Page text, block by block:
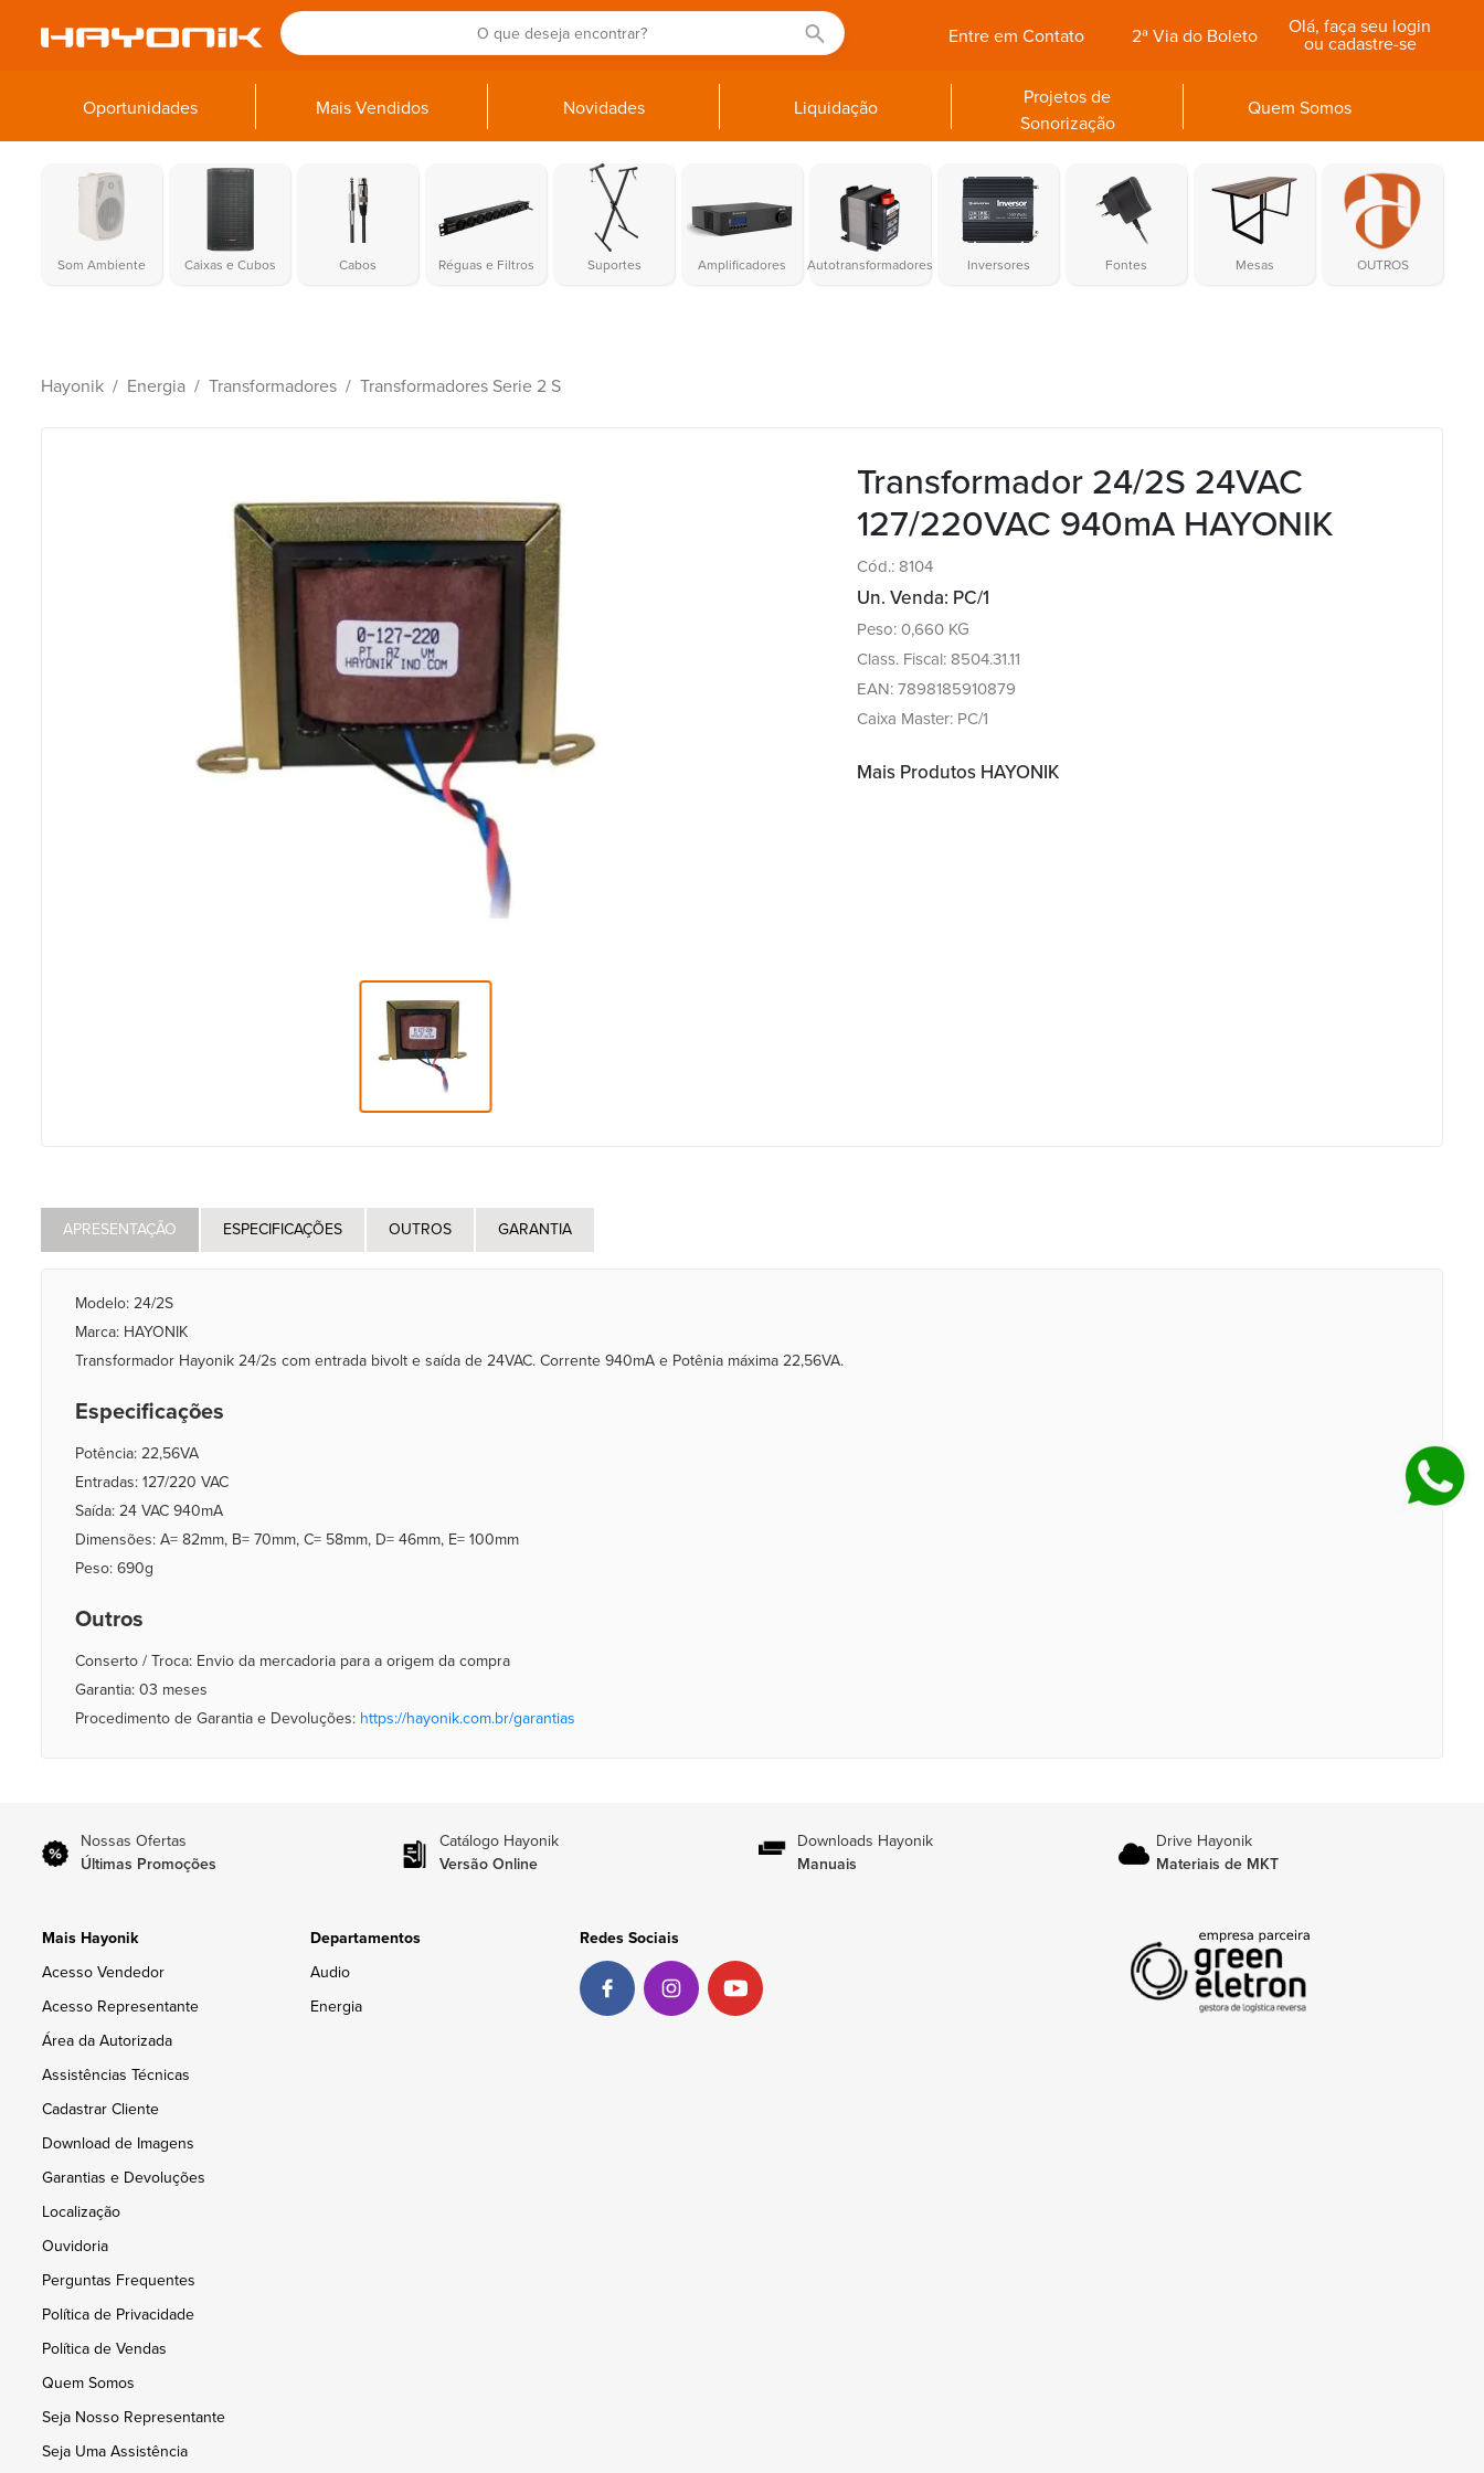
Olá, faça seu login
ou cadastre-se
2ª Via do Boleto
Entre em Contato
Oportunidades Mais Vendidos Novidades Liquidação
Projetos de
Sonorização
Quem Somos
Som Ambiente Caixas e Cubos Cabos Réguas e Filtros Suportes Amplificadores Autotransformadores Inversores Fontes Mesas OUTROS
Hayonik Energia Transformadores Transformadores Serie 2 S
Transformador 24/2S 24VAC
127/220VAC 940mA HAYONIK
Cód.: 8104
Un. Venda: PC/1
Peso: 0,660 KG
Class. Fiscal: 8504.31.11
EAN: 7898185910879
Caixa Master: PC/1
Mais Produtos HAYONIK
APRESENTAÇÃO ESPECIFICAÇÕES OUTROS GARANTIA
Modelo: 24/2S
Marca: HAYONIK
Transformador Hayonik 24/2s com entrada bivolt e saída de 24VAC. Corrente 940mA e Potênia máxima 22,56VA.
Especificações
Potência: 22,56VA
Entradas: 127/220 VAC
Saída: 24 VAC 940mA
Dimensões: A= 82mm, B= 70mm, C= 58mm, D= 46mm, E= 100mm
Peso: 690g
Outros
Conserto / Troca: Envio da mercadoria para a origem da compra
Garantia: 03 meses
Procedimento de Garantia e Devoluções: https://hayonik.com.br/garantias
Nossas Ofertas
Últimas Promoções
Catálogo Hayonik
Versão Online
Downloads Hayonik
Manuais
Drive Hayonik
Materiais de MKT
Mais Hayonik
Acesso Vendedor
Acesso Representante
Área da Autorizada
Assistências Técnicas
Cadastrar Cliente
Download de Imagens
Garantias e Devoluções
Localização
Ouvidoria
Perguntas Frequentes
Política de Privacidade
Política de Vendas
Quem Somos
Seja Nosso Representante
Seja Uma Assistência
Departamentos
Audio
Energia
Redes Sociais